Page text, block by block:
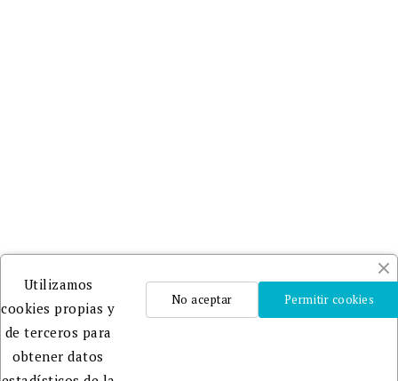
Utilizamos
cookies propias y
de terceros para
obtener datos
Permitir cookies
No aceptar